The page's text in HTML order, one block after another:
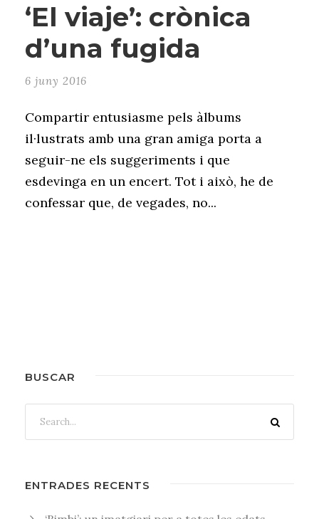
‘El viaje’: crònica
d’una fugida
6 juny 2016
Compartir entusiasme pels àlbums
il·lustrats amb una gran amiga porta a
seguir-ne els suggeriments i que
esdevinga en un encert. Tot i això, he de
confessar que, de vegades, no...
BUSCAR
ENTRADES RECENTS